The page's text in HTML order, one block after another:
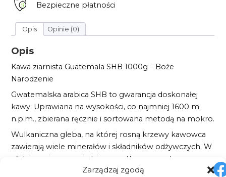
Zarządzaj zgodą
Bezpieczne płatności
Opis Opinie (0)
Opis
Kawa ziarnista Guatemala SHB 1000g – Boże
Narodzenie
Gwatemalska arabica SHB to gwarancja doskonałej
kawy. Uprawiana na wysokości, co najmniej 1600 m
n.p.m., zbierana ręcznie i sortowana metodą na mokro.
Wulkaniczna gleba, na której rosną krzewy kawowca
zawierają wiele minerałów i składników odżywczych. W
efekcie – ziarna posiadają wszystko co w naturze